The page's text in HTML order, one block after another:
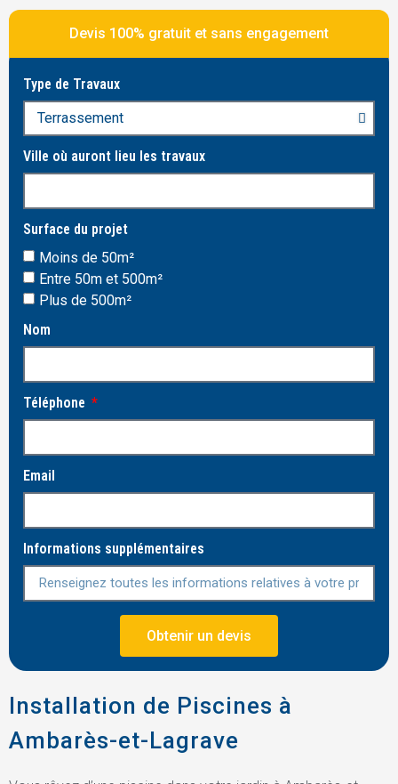
Devis 100% gratuit et sans engagement
Type de Travaux
Ville où auront lieu les travaux
Surface du projet
Moins de 50m²
Entre 50m et 500m²
Plus de 500m²
Nom
Téléphone
Email
Informations supplémentaires
Obtenir un devis
Installation de Piscines à
Ambarès-et-Lagrave